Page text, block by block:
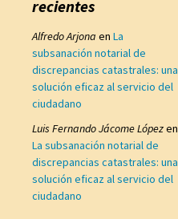
recientes
Alfredo Arjona en La
subsanación notarial de
discrepancias catastrales: una
solución eficaz al servicio del
ciudadano
Luis Fernando Jácome Lópezen
La subsanación notarial de
discrepancias catastrales: una
solución eficaz al servicio del
ciudadano